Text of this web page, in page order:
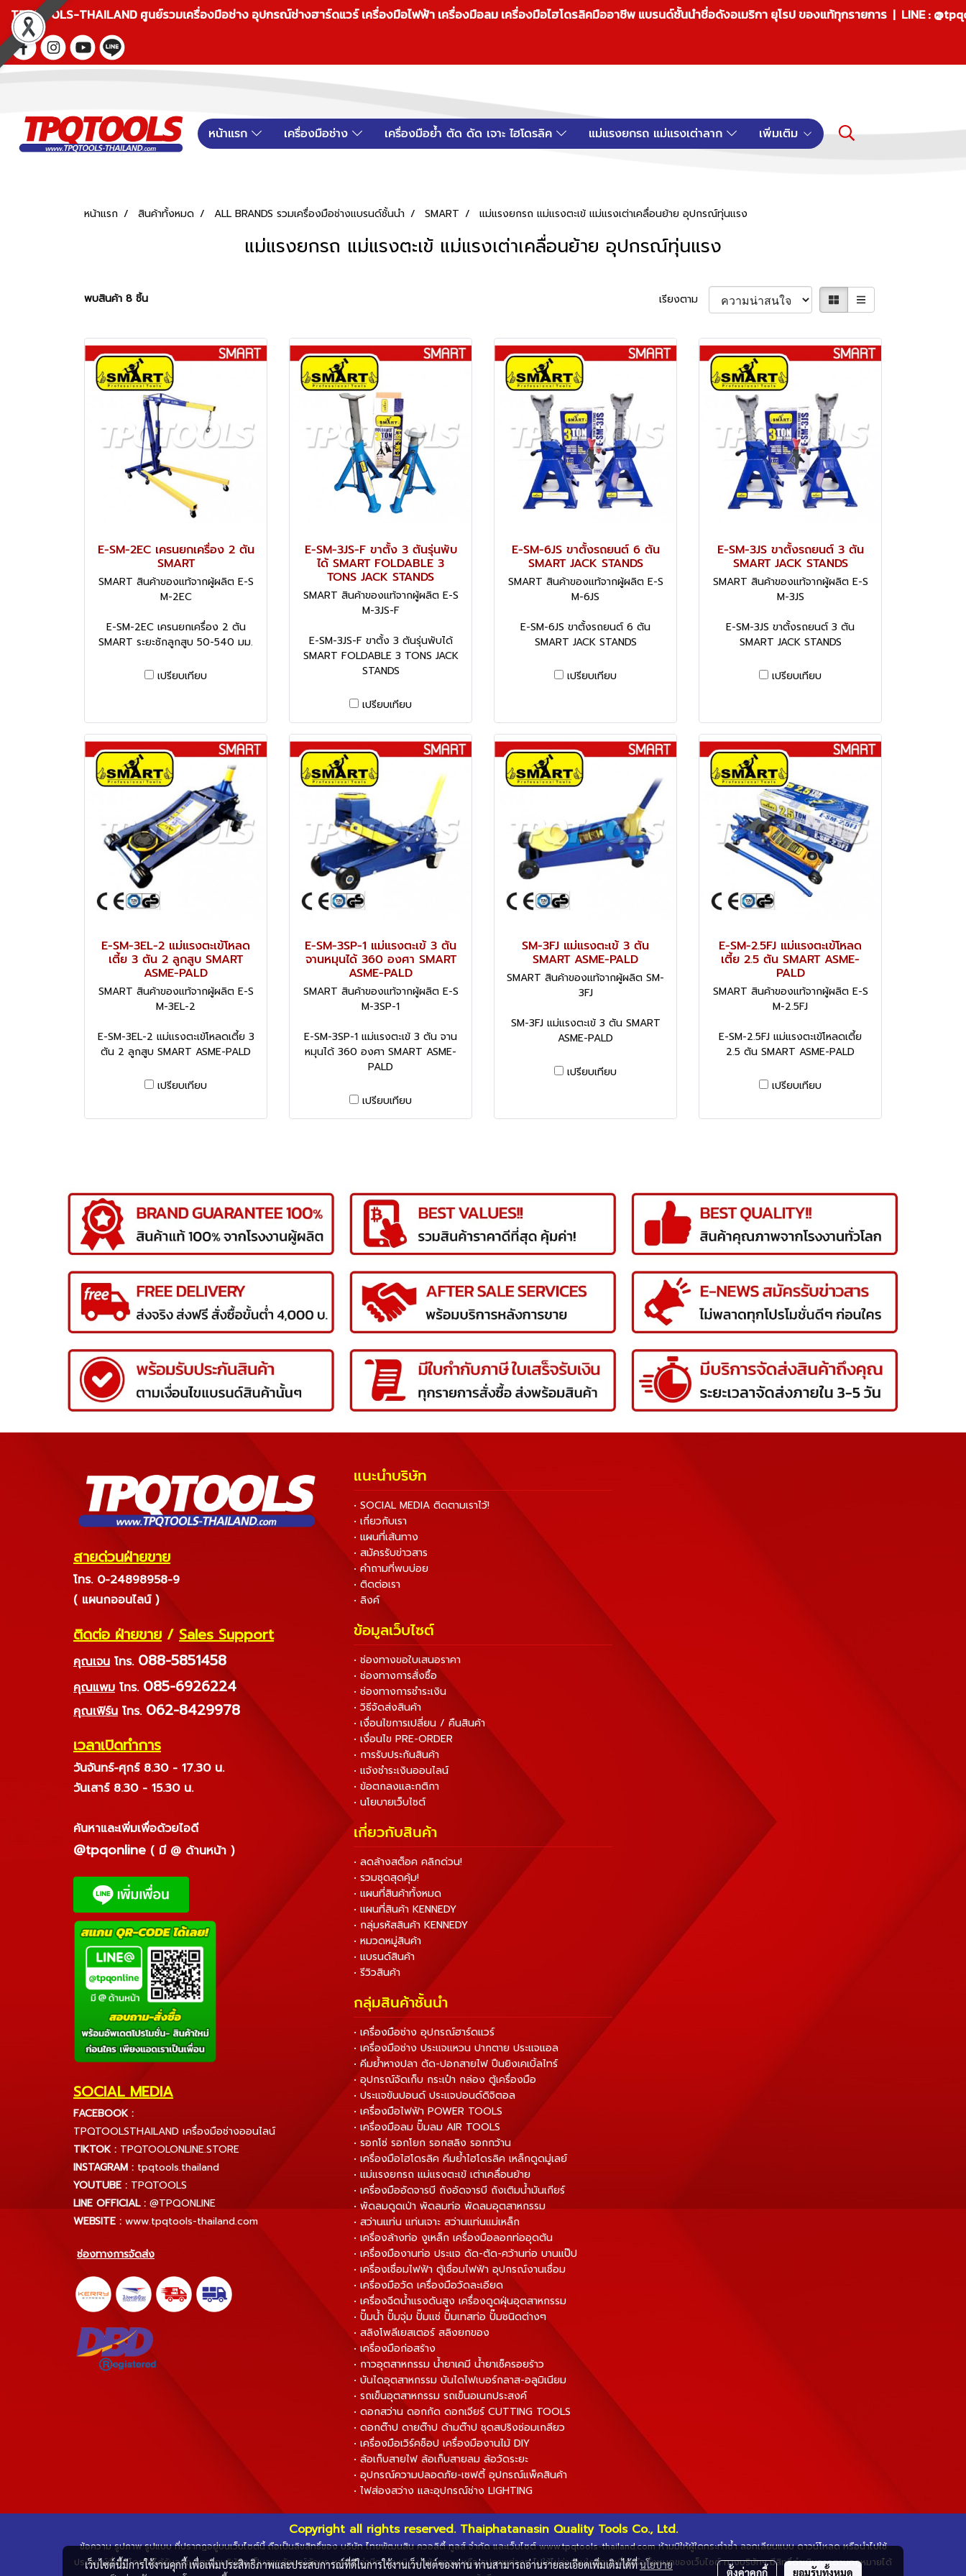
TPQTOOLS-THAILAND ศูนย์รวมเครื่องมือช่าง อุปกรณ์ช่างฮาร์ดแวร์ เครื่องมือไฟฟ้า เครื่องมือลม เครื่องมือไฮโดรลิคมืออาชีพ แบรนด์ชั้นนำชื่อดังอเมริกา ยุโรป ของแท้ทุกรายการ | LINE :
หน้าแรก เครื่องมือช่าง เครื่องมือย้ำ ตัด ดัด เจาะ ไฮโดรลิค แม่แรงยกรถ แม่แรงเต่าลาก เพิ่มเติม
หน้าแรก สินค้าทั้งหมด ALL BRANDS รวมเครื่องมือช่างแบรนด์ชั้นนำ SMART แม่แรงยกรถ แม่แรงตะเข้ แม่แรงเต่าเคลื่อนย้าย อุปกรณ์ทุ่นแรง
แม่แรงยกรถ แม่แรงตะเข้ แม่แรงเต่าเคลื่อนย้าย อุปกรณ์ทุ่นแรง
พบสินค้า 8 ชิ้น เรียงตาม
E-SM-2EC เครนยกเครื่อง 2 ตัน
SMART
SMART สินค้าของแท้จากผู้ผลิต E-S
M-2EC
E-SM-2EC เครนยกเครื่อง 2 ตัน
SMART ระยะชักลูกสูบ 50-540 มม.
เปรียบเทียบ
E-SM-3JS-F ขาตั้ง 3 ตันรุ่นพับ
ได้ SMART FOLDABLE 3
TONS JACK STANDS
SMART สินค้าของแท้จากผู้ผลิต E-S
M-3JS-F
E-SM-3JS-F ขาตั้ง 3 ตันรุ่นพับได้
SMART FOLDABLE 3 TONS JACK
STANDS
เปรียบเทียบ
E-SM-6JS ขาตั้งรถยนต์ 6 ตัน
SMART JACK STANDS
SMART สินค้าของแท้จากผู้ผลิต E-S
M-6JS
E-SM-6JS ขาตั้งรถยนต์ 6 ตัน
SMART JACK STANDS
เปรียบเทียบ
E-SM-3JS ขาตั้งรถยนต์ 3 ตัน
SMART JACK STANDS
SMART สินค้าของแท้จากผู้ผลิต E-S
M-3JS
E-SM-3JS ขาตั้งรถยนต์ 3 ตัน
SMART JACK STANDS
เปรียบเทียบ
E-SM-3EL-2 แม่แรงตะเข้โหลด
เตี้ย 3 ตัน 2 ลูกสูบ SMART
ASME-PALD
SMART สินค้าของแท้จากผู้ผลิต E-S
M-3EL-2
E-SM-3EL-2 แม่แรงตะเข้โหลดเตี้ย 3
ตัน 2 ลูกสูบ SMART ASME-PALD
เปรียบเทียบ
E-SM-3SP-1 แม่แรงตะเข้ 3 ตัน
จานหมุนได้ 360 องศา SMART
ASME-PALD
SMART สินค้าของแท้จากผู้ผลิต E-S
M-3SP-1
E-SM-3SP-1 แม่แรงตะเข้ 3 ตัน จาน
หมุนได้ 360 องศา SMART ASME-
PALD
เปรียบเทียบ
SM-3FJ แม่แรงตะเข้ 3 ตัน
SMART ASME-PALD
SMART สินค้าของแท้จากผู้ผลิต SM-
3FJ
SM-3FJ แม่แรงตะเข้ 3 ตัน SMART
ASME-PALD
เปรียบเทียบ
E-SM-2.5FJ แม่แรงตะเข้โหลด
เตี้ย 2.5 ตัน SMART ASME-
PALD
SMART สินค้าของแท้จากผู้ผลิต E-S
M-2.5FJ
E-SM-2.5FJ แม่แรงตะเข้โหลดเตี้ย
2.5 ตัน SMART ASME-PALD
เปรียบเทียบ
สายด่วนฝ่ายขาย
โทร. 0-24898958-9
( แผนกออนไลน์ )
ติดต่อ ฝ่ายขาย / Sales Support
คุณเจน โทร. 088-5851458
คุณแพม โทร. 085-6926224
คุณเฟิร์น โทร. 062-8429978
เวลาเปิดทำการ
วันจันทร์-ศุกร์ 8.30 - 17.30 น.
วันเสาร์ 8.30 - 15.30 น.
ค้นหาและเพิ่มเพื่อด้วยไอดี
@tpqonline ( มี @ ด้านหน้า )
SOCIAL MEDIA
FACEBOOK :
TPQTOOLSTHAILAND เครื่องมือช่างออนไลน์
TIKTOK : TPQTOOLONLINE.STORE
INSTAGRAM : tpqtools.thailand
YOUTUBE : TPQTOOLS
LINE OFFICIAL : @TPQONLINE
WEBSITE : www.tpqtools-thailand.com
ช่องทางการจัดส่ง
แนะนำบริษัท
• SOCIAL MEDIA ติดตามเราไว้!
• เกี่ยวกับเรา
• แผนที่เส้นทาง
• สมัครรับข่าวสาร
• คำถามที่พบบ่อย
• ติดต่อเรา
• ลิงค์
ข้อมูลเว็บไซต์
• ช่องทางขอใบเสนอราคา
• ช่องทางการสั่งซื้อ
• ช่องทางการชำระเงิน
• วิธีจัดส่งสินค้า
• เงื่อนไขการเปลี่ยน / คืนสินค้า
• เงื่อนไข PRE-ORDER
• การรับประกันสินค้า
• แจ้งชำระเงินออนไลน์
• ข้อตกลงและกติกา
• นโยบายเว็บไซต์
เกี่ยวกับสินค้า
• ลดล้างสต็อค คลิกด่วน!
• รวมชุดสุดคุ้ม!
• แผนที่สินค้าทั้งหมด
• แผนที่สินค้า KENNEDY
• กลุ่มรหัสสินค้า KENNEDY
• หมวดหมู่สินค้า
• แบรนด์สินค้า
• รีวิวสินค้า
กลุ่มสินค้าชั้นนำ
• เครื่องมือช่าง อุปกรณ์ฮาร์ดแวร์
• เครื่องมือช่าง ประแจแหวน ปากตาย ประแจแอล
• คีมย้ำหางปลา ตัด-ปอกสายไฟ ปืนยิงเคเบิ้ลไทร์
• อุปกรณ์จัดเก็บ กระเป๋า กล่อง ตู้เครื่องมือ
• ประแจขันปอนด์ ประแจปอนด์ดิจิตอล
• เครื่องมือไฟฟ้า POWER TOOLS
• เครื่องมือลม ปั๊มลม AIR TOOLS
• รอกโซ่ รอกโยก รอกสลิง รอกกว้าน
• เครื่องมือไฮโดรลิค คีมย้ำไฮโดรลิค เหล็กดูดมู่เลย์
• แม่แรงยกรถ แม่แรงตะเข้ เต่าเคลื่อนย้าย
• เครื่องมืออัดจารบี ถังอัดจารบี ถังเติมน้ำมันเกียร์
• พัดลมดูดเป่า พัดลมท่อ พัดลมอุตสาหกรรม
• สว่านแท่น แท่นเจาะ สว่านแท่นแม่เหล็ก
• เครื่องล้างท่อ งูเหล็ก เครื่องมือลอกท่ออุดตัน
• เครื่องมืองานท่อ ประแจ ดัด-ตัด-คว้านท่อ บานแป๊ป
• เครื่องเชื่อมไฟฟ้า ตู้เชื่อมไฟฟ้า อุปกรณ์งานเชื่อม
• เครื่องมือวัด เครื่องมือวัดละเอียด
• เครื่องฉีดน้ำแรงดันสูง เครื่องดูดฝุ่นอุตสาหกรรม
• ปั๊มน้ำ ปั๊มจุ่ม ปั๊มแช่ ปั๊มเทสท่อ ปั๊มชนิดต่างๆ
• สลิงโพลีเยสเตอร์ สลิงยกของ
• เครื่องมือก่อสร้าง
• กาวอุตสาหกรรม น้ำยาเคมี น้ำยาเช็ครอยร้าว
• บันไดอุตสาหกรรม บันไดไฟเบอร์กลาส-อลูมิเนียม
• รถเข็นอุตสาหกรรม รถเข็นอเนกประสงค์
• ดอกสว่าน ดอกกัด ดอกเจียร์ CUTTING TOOLS
• ดอกต๊าป ดายต๊าป ด้ามต๊าป ชุดสปริงซ่อมเกลียว
• เครื่องมือเวิร์คช็อป เครื่องมืองานไม้ DIY
• ล้อเก็บสายไฟ ล้อเก็บสายลม ล้อวัดระยะ
• อุปกรณ์ความปลอดภัย-เซฟตี้ อุปกรณ์แพ็คสินค้า
• ไฟส่องสว่าง และอุปกรณ์ช่าง LIGHTING
Copyright all rights reserved. Thaiphatanasin Quality Tools Co., Ltd.
ข้อความ รูปภาพ รูปแบบ ที่ปรากฏอยู่บนเว็บไซต์นี้ ถือเป็นลิขสิทธิ์ของ บริษัท ไทยพัฒนสิน ควอลิตี้ ทูลส์ จำกัด และเว็บไซต์ www.tpqtools-thailand.com ห้ามมิให้ผู้ใดกระทำซ้ำ ลอกเลียนแบบ ดาวน์โหลด หรือนำไปใช้
ประโยชน์อื่นใดโดยไม่ได้รับอนุญาตจากบริษัทฯ เป็นลายลักษณ์อักษร หากพบว่ามีการละเมิด นำข้อความ หรือ รูปภาพต่างๆ ไปใช้ไม่ว่าส่วนใดส่วนหนึ่งหรือทั้งหมดของเว็บไซต์ ทางบริษัทฯ มีสิทธิ์ดำเนินการตามกฎหมายได้
เว็บไซต์นี้มีการใช้งานคุกกี้ เพื่อเพิ่มประสิทธิภาพและประสบการณ์ที่ดีในการใช้งานเว็บไซต์ของท่าน ท่านสามารถอ่านรายละเอียดเพิ่มเติมได้ที่นโยบาย
ตั้งค่าคุกกี้ ยอมรับทั้งหมด